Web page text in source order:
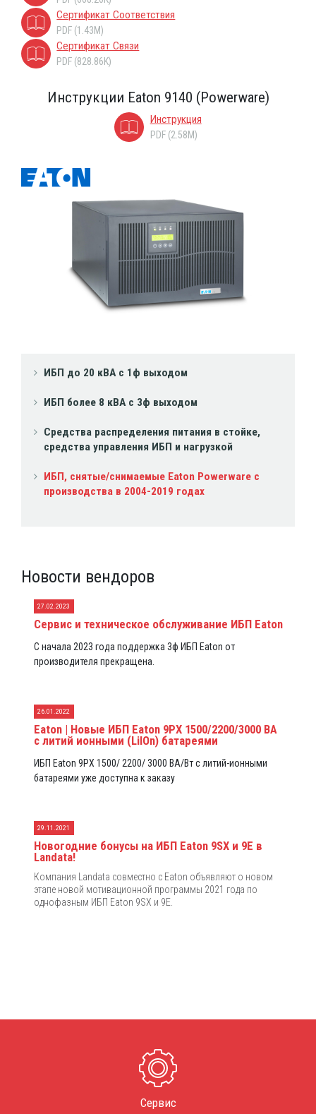
ИБП до 20 кВА с 1ф выходом
ИБП более 8 кВА с 3ф выходом
Средства распределения питания в стойке,
средства управления ИБП и нагрузкой
ИБП, снятые/снимаемые Eaton Powerware с
производства в 2004-2019 годах
Новости вендоров
27.02.2023
Сервис и техническое обслуживание ИБП Eaton
С начала 2023 года поддержка 3ф ИБП Eaton от
производителя прекращена.
26.01.2022
Eaton | Новые ИБП Eaton 9PX 1500/2200/3000 ВА
с литий ионными (LiIOn) батареями
ИБП Eaton 9PX 1500/ 2200/ 3000 ВА/Вт с литий-ионными
батареями уже доступна к заказу
29.11.2021
Новогодние бонусы на ИБП Eaton 9SX и 9E в
Landata!
Компания Landata совместно с Eaton объявляют о новом
этапе новой мотивационной программы 2021 года по
однофазным ИБП Eaton 9SX и 9E.
Сертификат Соответствия
PDF (1.43M)
Сертификат Связи
PDF (828.86K)
Инструкции Eaton 9140 (Powerware)
Инструкция
PDF (2.58M)
Сервис